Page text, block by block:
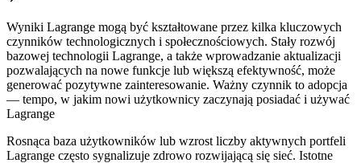
Wyniki Lagrange mogą być kształtowane przez kilka kluczowych
czynników technologicznych i społecznościowych. Stały rozwój
bazowej technologii Lagrange, a także wprowadzanie aktualizacji
pozwalających na nowe funkcje lub większą efektywność, może
generować pozytywne zainteresowanie. Ważny czynnik to adopcja
— tempo, w jakim nowi użytkownicy zaczynają posiadać i używać
Lagrange
Rosnąca baza użytkowników lub wzrost liczby aktywnych portfeli
Lagrange często sygnalizuje zdrowo rozwijającą się sieć. Istotne